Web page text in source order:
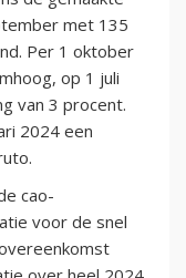
met 135
Per 1 oktober
op 1 juli
van 3 procent.
2024 een
cao-
voor de snel